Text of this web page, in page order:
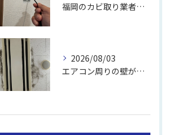
福岡のカビ取り業者おすすめの選び方と費用
2026/08/03
エアコン周りの壁が結露しやすい理由